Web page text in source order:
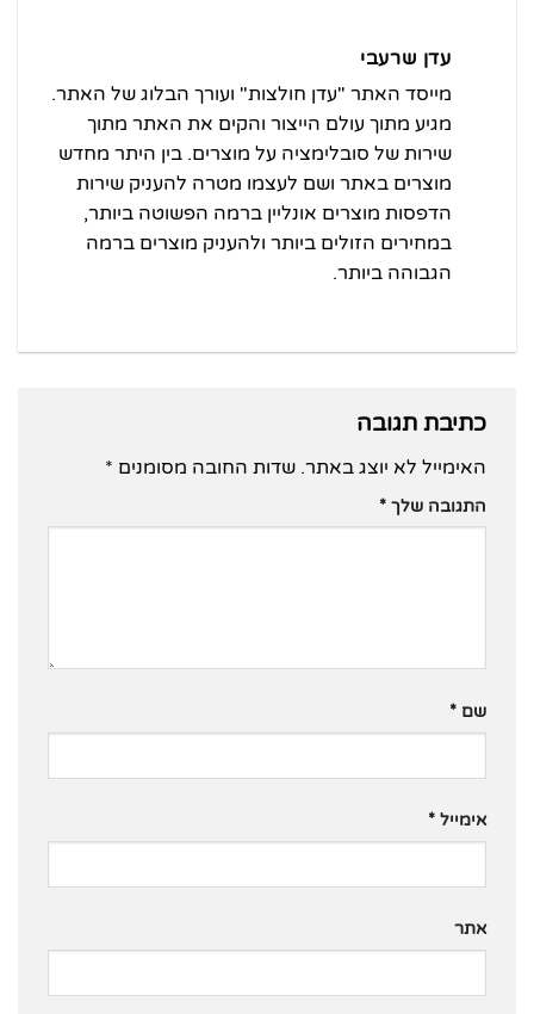
עדן שרעבי
מייסד האתר "עדן חולצות" ועורך הבלוג של האתר.
מגיע מתוך עולם הייצור והקים את האתר מתוך
שירות של סובלימציה על מוצרים. בין היתר מחדש
מוצרים באתר ושם לעצמו מטרה להעניק שירות
הדפסות מוצרים אונליין ברמה הפשוטה ביותר,
במחירים הזולים ביותר ולהעניק מוצרים ברמה
הגבוהה ביותר.
כתיבת תגובה
האימייל לא יוצג באתר. שדות החובה מסומנים *
התגובה שלך *
שם *
אימייל *
אתר